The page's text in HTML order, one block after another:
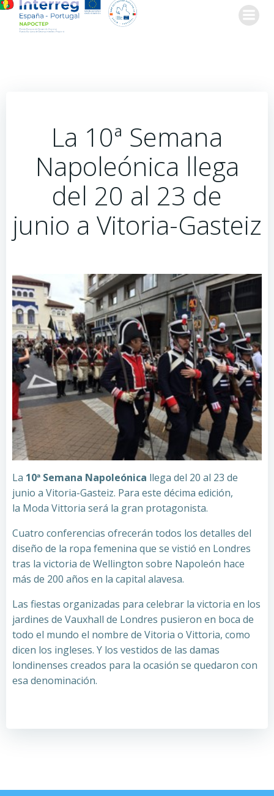
Saltar
La 10ª Semana
Napoleónica llega
del 20 al 23 de
junio a Vitoria-Gasteiz
La 10ª Semana Napoleónica llega del 20 al 23 de
junio a Vitoria-Gasteiz. Para este décima edición,
la Moda Vittoria será la gran protagonista.
Cuatro conferencias ofrecerán todos los detalles del
diseño de la ropa femenina que se vistió en Londres
tras la victoria de Wellington sobre Napoleón hace
más de 200 años en la capital alavesa.
Las fiestas organizadas para celebrar la victoria en los
jardines de Vauxhall de Londres pusieron en boca de
todo el mundo el nombre de Vitoria o Vittoria, como
dicen los ingleses. Y los vestidos de las damas
londinenses creados para la ocasión se quedaron con
esa denominación.